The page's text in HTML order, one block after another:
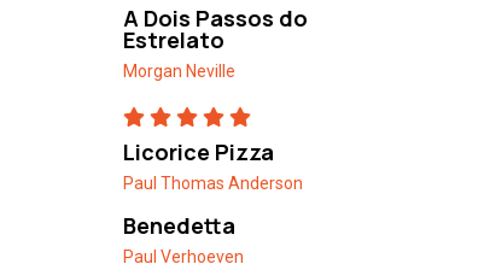
A Dois Passos do
Estrelato
Morgan Neville
Licorice Pizza
Paul Thomas Anderson
Benedetta
Paul Verhoeven